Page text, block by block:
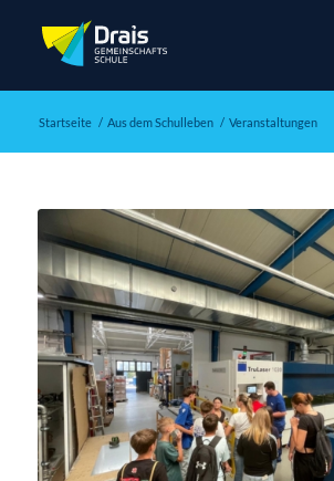
Startseite / Aus dem Schulleben / Veranstaltungen